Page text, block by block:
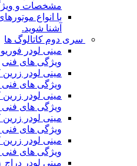
مشخصات و
با انواع
آشنا شوید.
سری دوم کاتالوگ ها
ویژگی های فنی
ویژگی های فنی zk950
ویژگی های فنی zk700
ویژگی های فنی zk650
ویژگی های فنی zk1050